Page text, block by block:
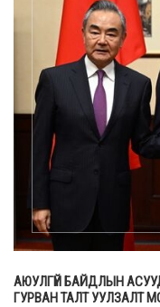
АЮУЛГҮЙ БАЙДЛЫН
ГУРВАН ТАЛТ УУЛЗАЛТ